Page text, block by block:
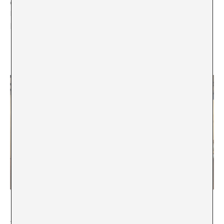
diferents temes: escacs, ràdio, crisi i crítica, feixisme,
Kafka i Marx, entre altres, que permeten establir
paral•lelismes amb el nostre present.
Junts van planejar escriure una novel·la de detectius,